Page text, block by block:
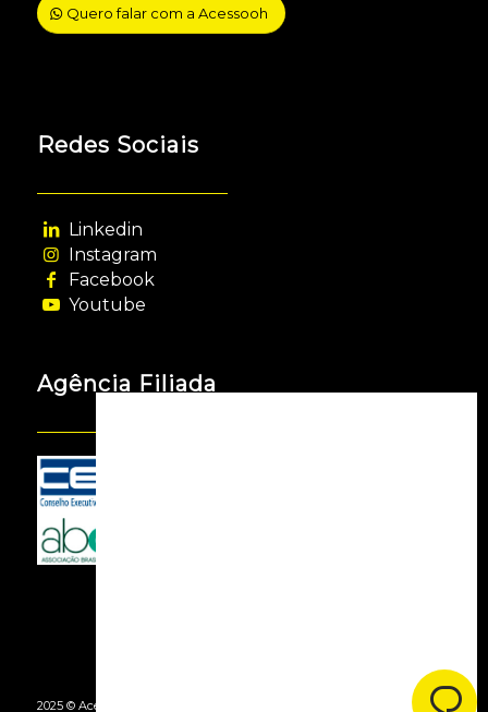
Quero falar com a Acessooh
Redes Sociais
Linkedin
Instagram
Facebook
Youtube
Agência Filiada
2025 © Acessooh. Todos os Direitos Reservados - By Agência Webgui